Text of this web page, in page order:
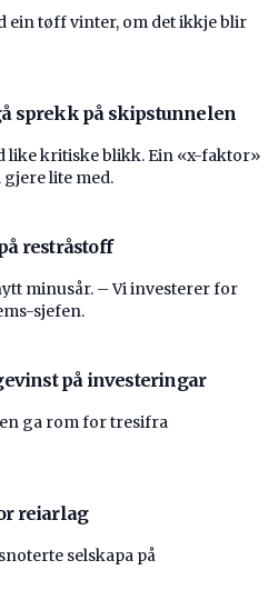
ein tøff vinter, om det ikkje blir
sprekk på skipstunnelen
like kritiske blikk. Ein «x-faktor»
lite med.
restråstoff
minusår. – Vi investerer for
sjefen.
på investeringar
ga rom for tresifra
reiarlag
selskapa på